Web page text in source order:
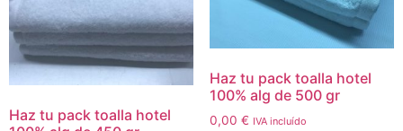
Haz tu pack toalla hotel
Haz tu pack toalla hotel
100% alg de 500 gr
0,00 € IVA incluído